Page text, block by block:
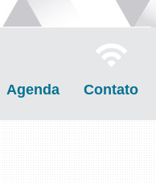
Agenda Contato